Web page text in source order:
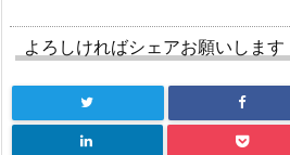
よろしければシェアお願いします